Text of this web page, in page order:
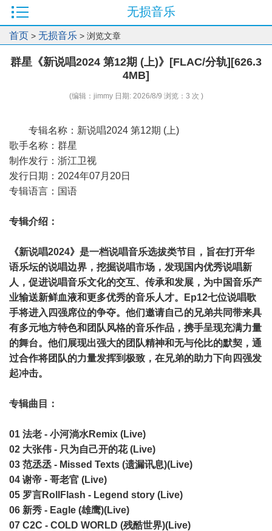
无损音乐
首页 > 无损音乐 > 浏览文章
群星《新说唱2024 第12期 (上)》[FLAC/分轨][626.3
4MB]
(编辑：jimmy 日期: 2026/8/9 浏览：3 次 )
专辑名称：新说唱2024 第12期 (上)
歌手名称：群星
制作发行：浙江卫视
发行日期：2024年07月20日
专辑语言：国语
专辑介绍：
《新说唱2024》是一档说唱音乐选拔类节目，旨在打开华
语乐坛的说唱边界，挖掘说唱市场，发现国内优秀说唱新
人，促进说唱音乐文化的交互、传承和发展，为中国音乐产
业输送新鲜血液和更多优秀的音乐人才。Ep12七位说唱歌
手将进入四强席位的争夺。他们邀请自己的兄弟共同带来具
有多元地方特色和团队风格的音乐作品，携手呈现充满力量
的舞台。他们展现出强大的团队精神和无与伦比的默契，通
过合作将团队的力量发挥到极致，在兄弟的助力下向四强发
起冲击。
专辑曲目：
01 法老 - 小河淌水Remix (Live)
02 大张伟 - 只为自己开的花 (Live)
03 范丞丞 - Missed Texts (遗漏讯息)(Live)
04 谢帝 - 哥老官 (Live)
05 罗言RollFlash - Legend story (Live)
06 新秀 - Eagle (雄鹰)(Live)
07 C2C - COLD WORLD (残酷世界)(Live)